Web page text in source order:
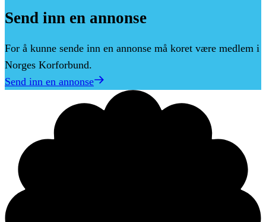
Send inn en annonse
For å kunne sende inn en annonse må koret være medlem i
Norges Korforbund.
Send inn en annonse